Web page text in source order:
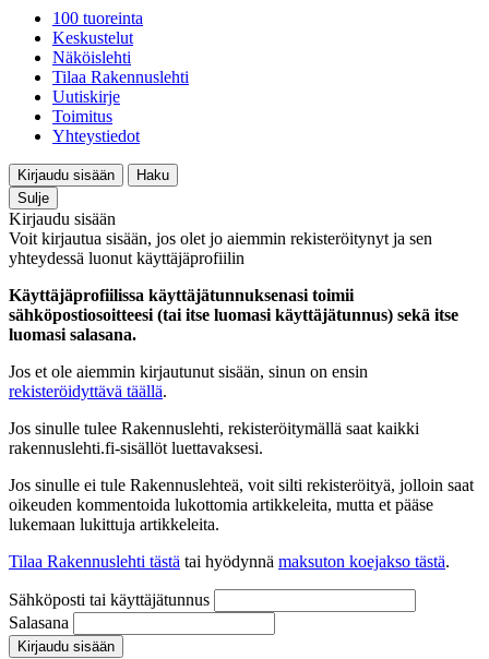
100 tuoreinta
Keskustelut
Näköislehti
Tilaa Rakennuslehti
Uutiskirje
Toimitus
Yhteystiedot
Kirjaudu sisään
Haku
Sulje
Kirjaudu sisään
Voit kirjautua sisään, jos olet jo aiemmin rekisteröitynyt ja sen
yhteydessä luonut käyttäjäprofiilin
Käyttäjäprofiilissa käyttäjätunnuksenasi toimii
sähköpostiosoitteesi (tai itse luomasi käyttäjätunnus) sekä itse
luomasi salasana.
Jos et ole aiemmin kirjautunut sisään, sinun on ensin
rekisteröidyttävä täällä.
Jos sinulle tulee Rakennuslehti, rekisteröitymällä saat kaikki
rakennuslehti.fi-sisällöt luettavaksesi.
Jos sinulle ei tule Rakennuslehteä, voit silti rekisteröityä, jolloin saat
oikeuden kommentoida lukottomia artikkeleita, mutta et pääse
lukemaan lukittuja artikkeleita.
Tilaa Rakennuslehti tästä tai hyödynnä maksuton koejakso tästä.
Sähköposti tai käyttäjätunnus
Salasana
Kirjaudu sisään